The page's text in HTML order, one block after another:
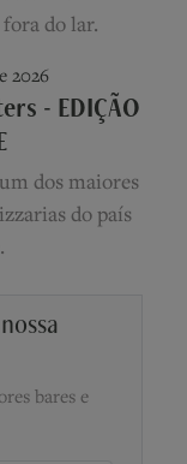
do lar.
2026
- EDIÇÃO
dos maiores
do país
bares e